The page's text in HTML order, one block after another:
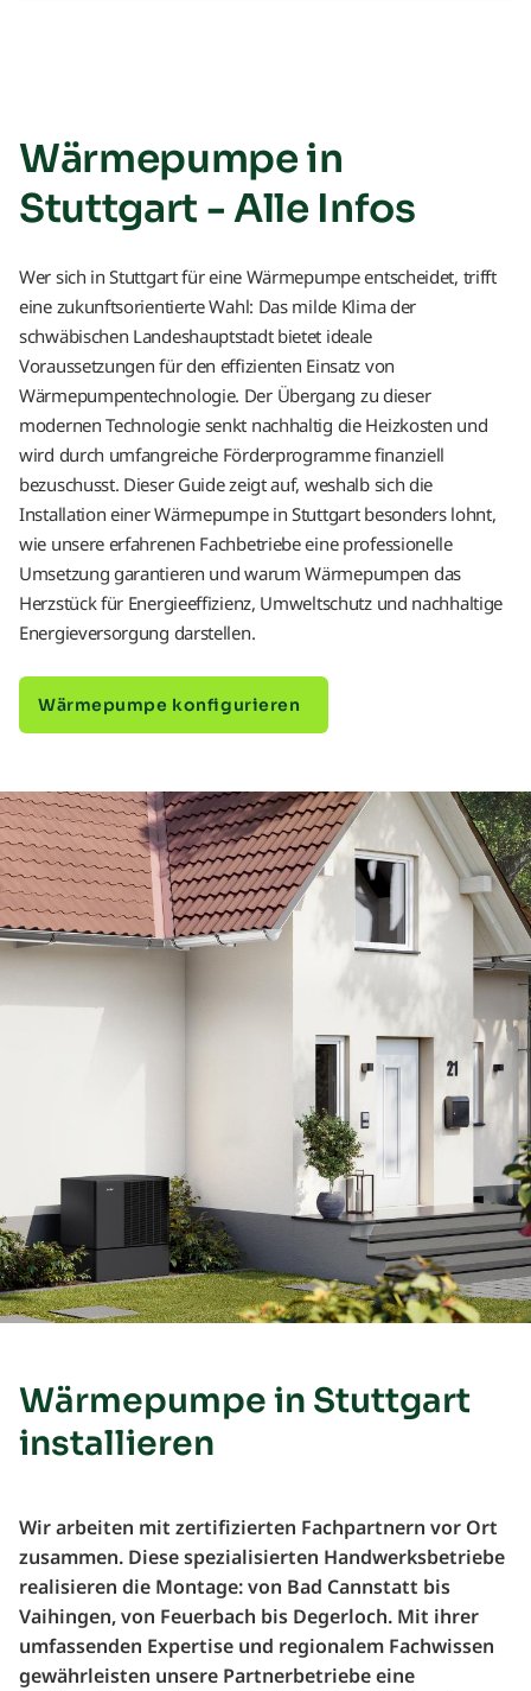
Wärmepumpe in
Stuttgart - Alle Infos
Wer sich in Stuttgart für eine Wärmepumpe entscheidet, trifft
eine zukunftsorientierte Wahl: Das milde Klima der
schwäbischen Landeshauptstadt bietet ideale
Voraussetzungen für den effizienten Einsatz von
Wärmepumpentechnologie. Der Übergang zu dieser
modernen Technologie senkt nachhaltig die Heizkosten und
wird durch umfangreiche Förderprogramme finanziell
bezuschusst. Dieser Guide zeigt auf, weshalb sich die
Installation einer Wärmepumpe in Stuttgart besonders lohnt,
wie unsere erfahrenen Fachbetriebe eine professionelle
Umsetzung garantieren und warum Wärmepumpen das
Herzstück für Energieeffizienz, Umweltschutz und nachhaltige
Energieversorgung darstellen.
Wärmepumpe konfigurieren
Wärmepumpe in Stuttgart
installieren
Wir arbeiten mit zertifizierten Fachpartnern vor Ort
zusammen. Diese spezialisierten Handwerksbetriebe
realisieren die Montage: von Bad Cannstatt bis
Vaihingen, von Feuerbach bis Degerloch. Mit ihrer
umfassenden Expertise und regionalem Fachwissen
gewährleisten unsere Partnerbetriebe eine